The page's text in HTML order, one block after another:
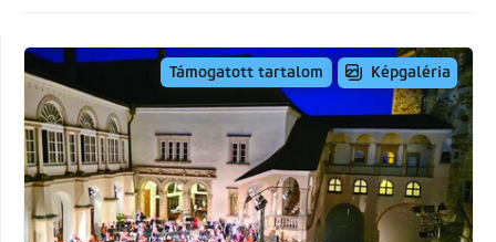
Támogatott tartalom Képgaléria